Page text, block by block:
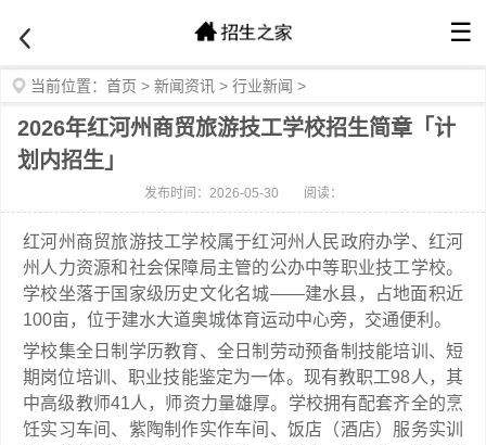
☰
当前位置： 首页 > 新闻资讯 > 行业新闻 >
2026年红河州商贸旅游技工学校招生简章「计
划内招生」
发布时间：2026-05-30 阅读：
红河州商贸旅游技工学校属于红河州人民政府办学、红河
州人力资源和社会保障局主管的公办中等职业技工学校。
学校坐落于国家级历史文化名城——建水县，占地面积近
100亩，位于建水大道奥城体育运动中心旁，交通便利。
学校集全日制学历教育、全日制劳动预备制技能培训、短
期岗位培训、职业技能鉴定为一体。现有教职工98人，其
中高级教师41人，师资力量雄厚。学校拥有配套齐全的烹
饪实习车间、紫陶制作实作车间、饭店（酒店）服务实训